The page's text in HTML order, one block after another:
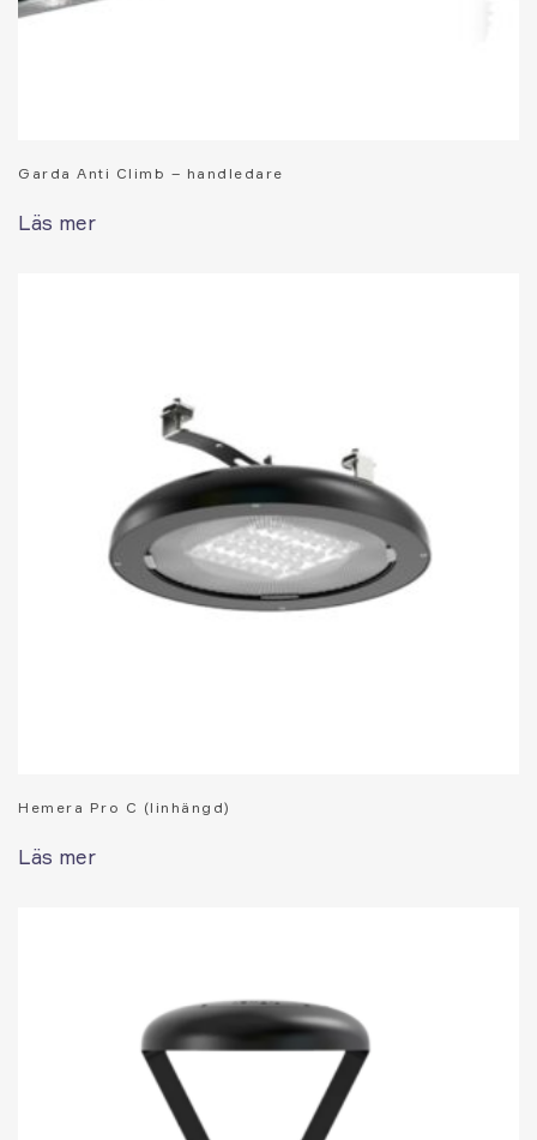
Garda Anti Climb – handledare
Läs mer
Hemera Pro C (linhängd)
Läs mer